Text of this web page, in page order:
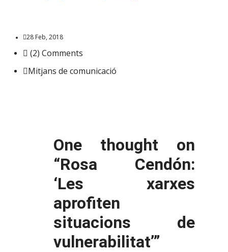
28 Feb, 2018
(2) Comments
Mitjans de comunicació
One thought on
“Rosa Cendón:
‘Les xarxes
aprofiten
situacions de
vulnerabilitat’”